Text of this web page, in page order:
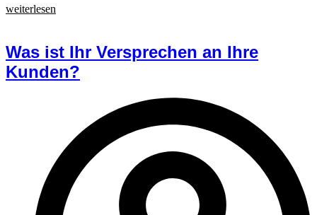
weiterlesen
Was ist Ihr Versprechen an Ihre
Kunden?